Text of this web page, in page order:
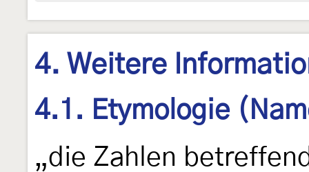
4. Weitere
4.1. Etymologie
„die Zahlen